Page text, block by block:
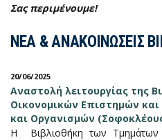
Σας περιμένουμε!
ΝΕΑ & ΑΝΑΚΟΙΝΩΣΕΙΣ
20/06/2025
Αναστολή λειτουργίας της
Οικονομικών Επιστημών και
και Οργανισμών
H Βιβλιοθήκη των Τμημάτων